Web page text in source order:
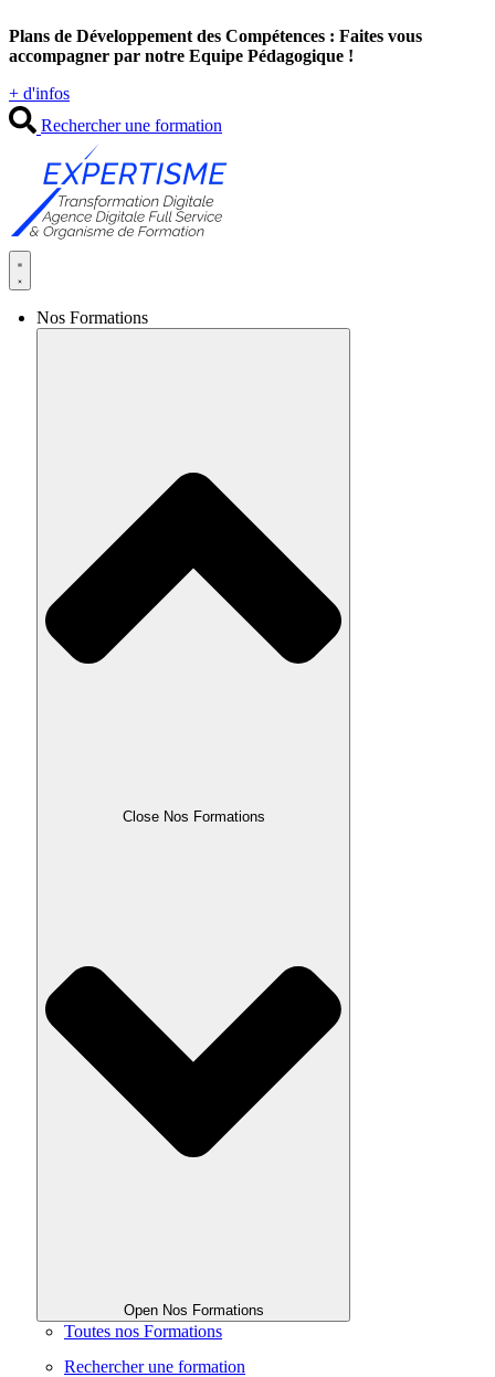
au
contenu
Plans de Développement des Compétences : Faites vous
accompagner par notre Equipe Pédagogique !
+ d'infos
Rechercher une formation
Nos Formations
Close Nos Formations
Open Nos Formations
Toutes nos Formations
Rechercher une formation